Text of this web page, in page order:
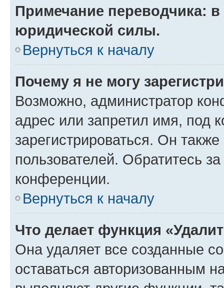
Примечание переводчика:
юридической силы.
Вернуться к началу
Почему я не могу
Возможно, администратор
адрес или запретил имя, под
зарегистрироваться. Он
пользователей. Обратитесь
конференции.
Вернуться к началу
Что делает функция
Она удаляет все созданные
оставаться авторизованным